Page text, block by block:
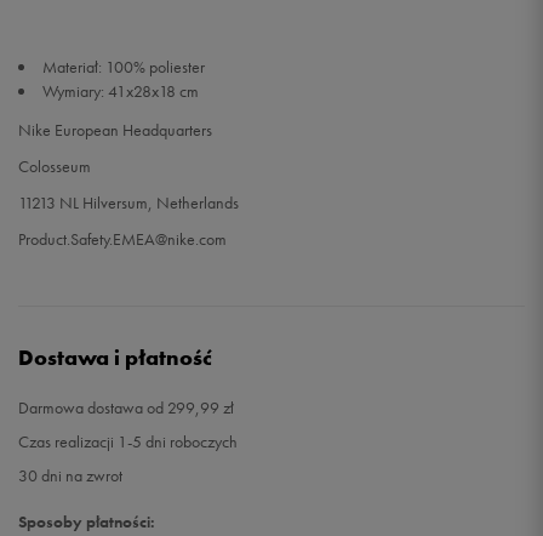
Materiał: 100% poliester
Wymiary: 41x28x18 cm
Nike European Headquarters
Colosseum
11213 NL Hilversum, Netherlands
Product.Safety.EMEA@nike.com
Dostawa i płatność
Darmowa dostawa od 299,99 zł
Czas realizacji 1-5 dni roboczych
30 dni na zwrot
Sposoby płatności: